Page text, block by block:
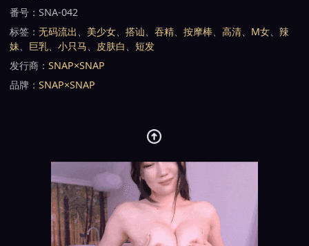
番号：SNA-042
标签：无码流出、 美少女、搭讪、吞精、按摩棒、高清、 M女、辣
妹、 巨乳、小只马、 皮肤白、短发
发行商：SNAP×SNAP
品牌：SNAP×SNAP